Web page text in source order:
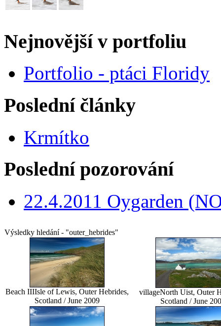
Nejnovější v portfoliu
Portfolio - ptáci Floridy
Poslední články
Krmítko
Poslední pozorování
22.4.2011 Oygarden
Výsledky hledání - "outer_hebrides"
Beach IIIIsle of Lewis, Outer Hebrides,
Scotland / June 2009
villageNorth Uist, Outer
Scotland / June